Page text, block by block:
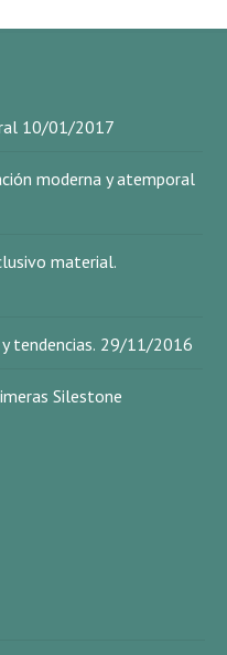
10/01/2017
moderna y atemporal
material.
tendencias. 29/11/2016
Silestone